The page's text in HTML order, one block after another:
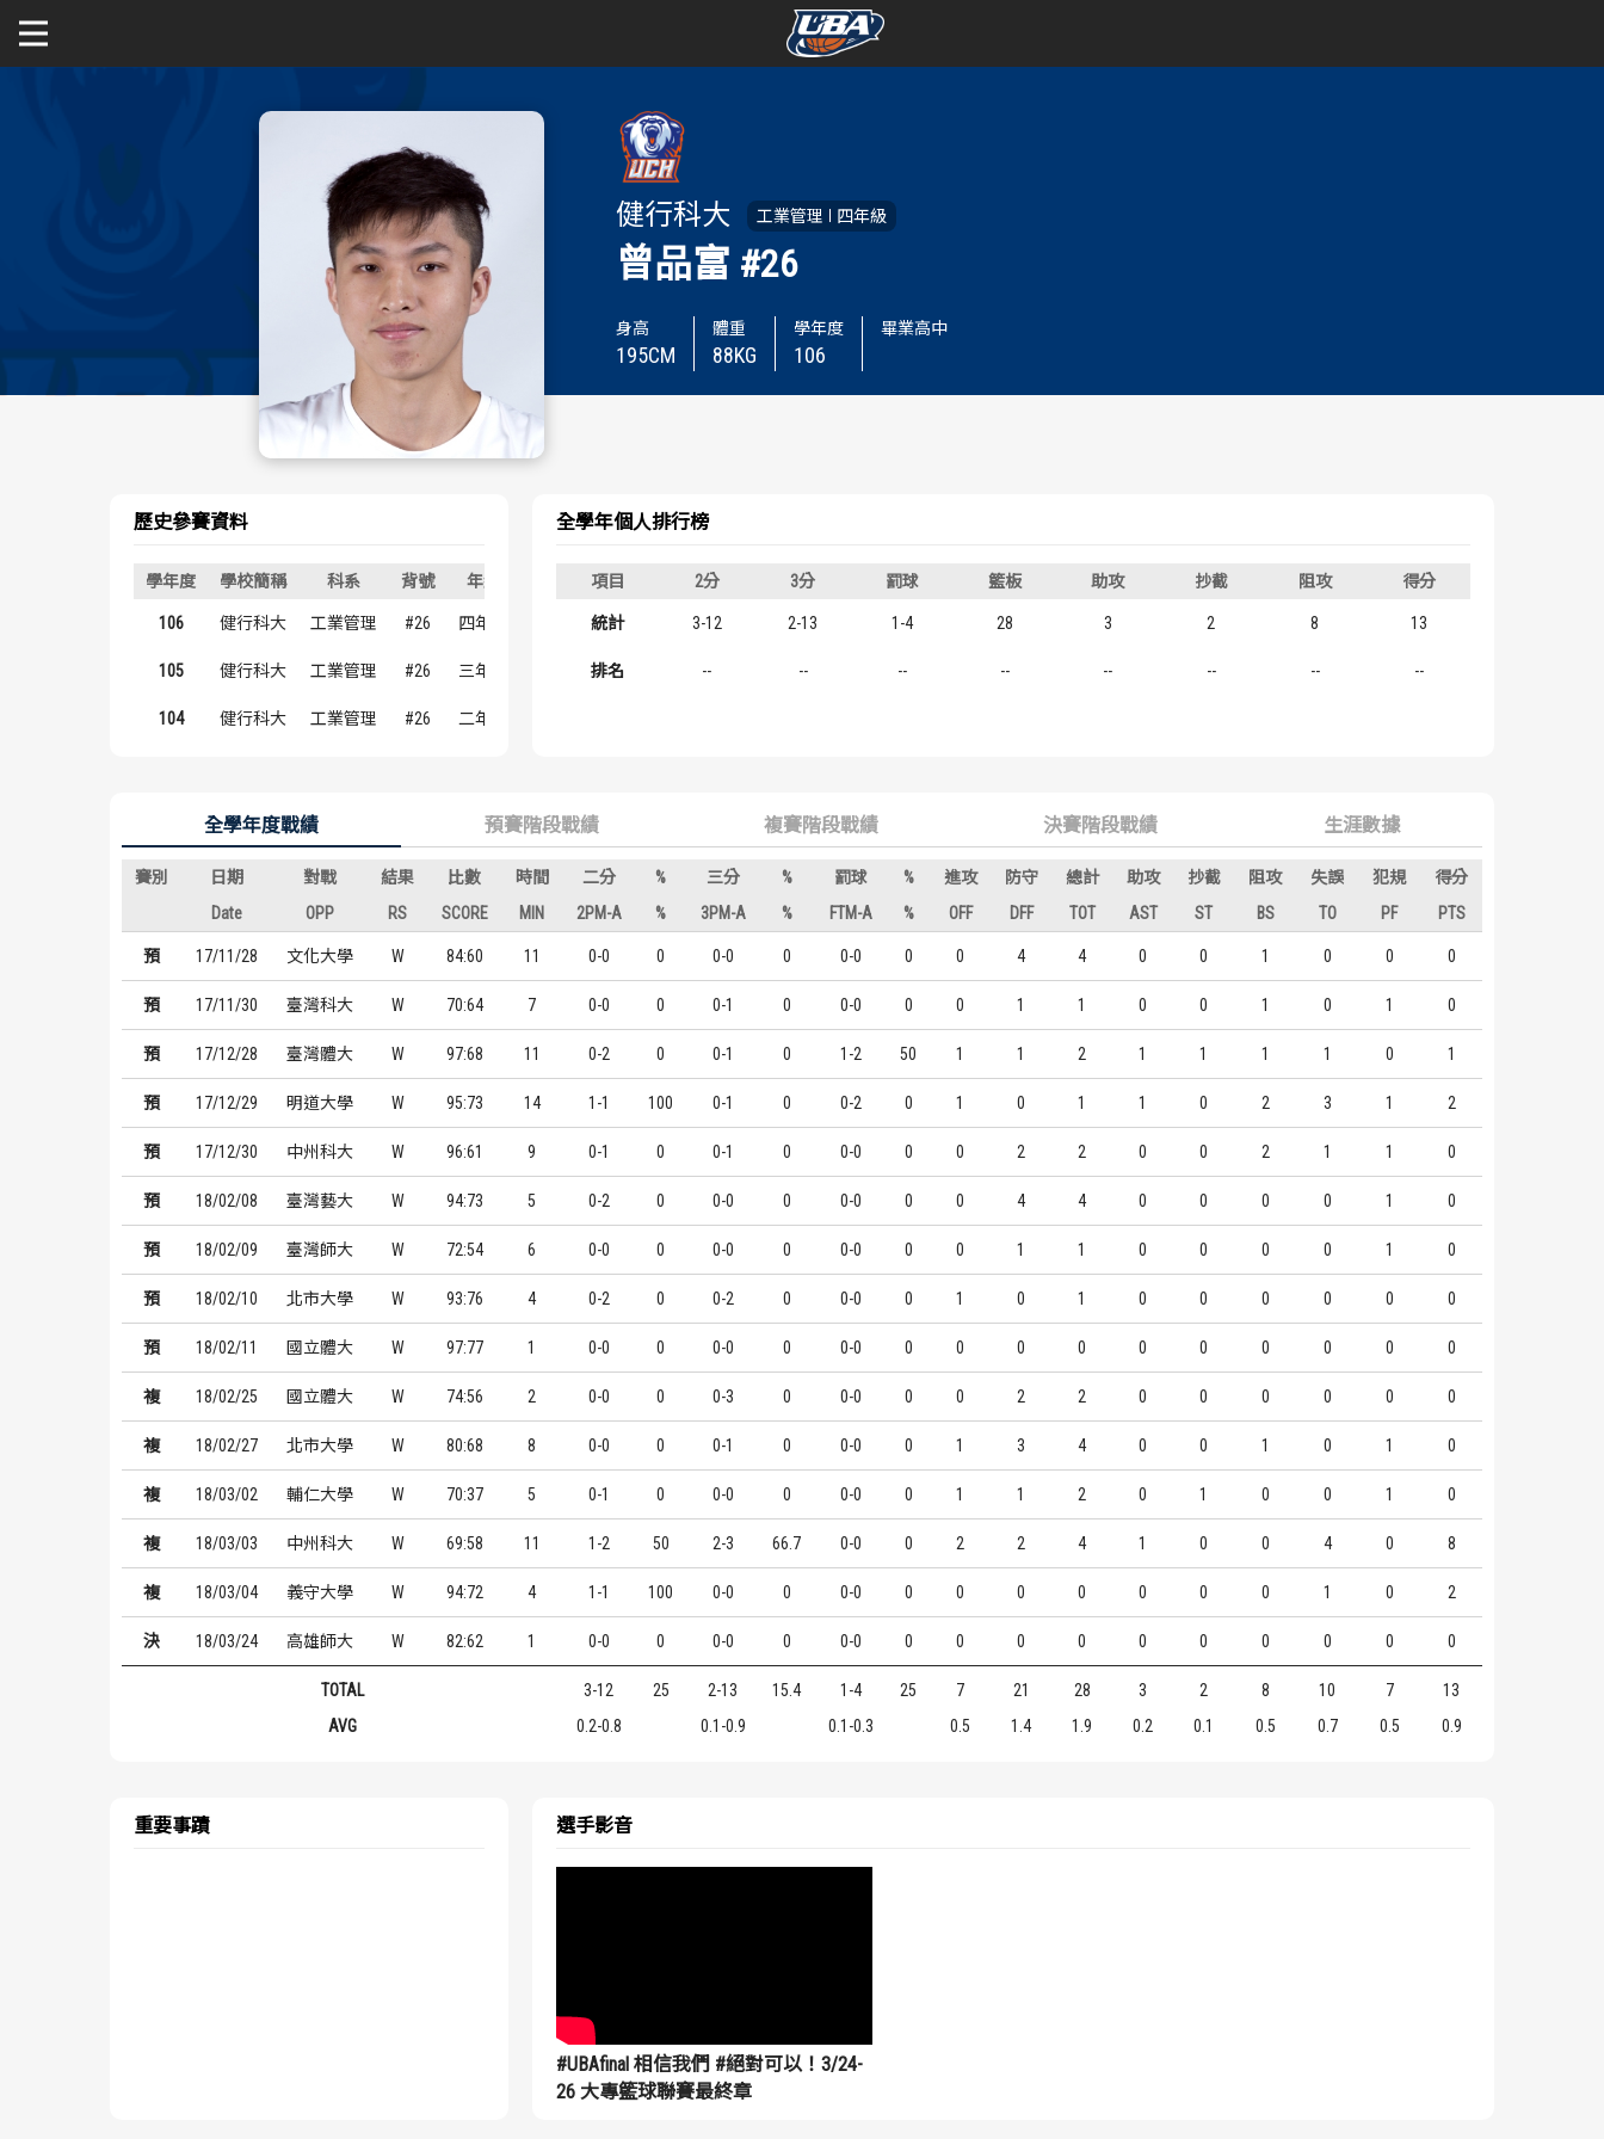
賽程表
球隊資訊
歷屆個人獎得主
賽程表
球隊資訊
歷屆個人獎得主
新聞
健行科大 工業管理 四年級
曾品富 #26
身高
195CM
體重
88KG
學年度
106
畢業高中
歷史參賽資料
學年度 學校簡稱 科系 背號 年級
106 健行科大 工業管理 #26 四年級
105 健行科大 工業管理 #26 三年級
104 健行科大 工業管理 #26 二年級
全學年個人排行榜
項目 2分 3分 罰球 籃板 助攻 抄截 阻攻 得分
統計 3-12 2-13 1-4 28 3 2 8 13
排名 -- -- -- -- -- -- -- --
全學年度戰績 預賽階段戰績 複賽階段戰績 決賽階段戰績 生涯數據
賽別 日期 對戰 結果 比數 時間 二分 % 三分 % 罰球 % 進攻 防守 總計 助攻 抄截 阻攻 失誤 犯規
得分
Date
OPP RS SCORE MIN 2PM-A % 3PM-A % FTM-A % OFF DFF TOT AST ST BS TO PF PTS
預 17/11/28 文化大學 W 84:60 11 0-0 0 0-0 0 0-0 0 0 4 4 0 0 1 0 0 0
預 17/11/30 臺灣科大 W 70:64 7 0-0 0 0-1 0 0-0 0 0 1 1 0 0 1 0 1 0
預 17/12/28 臺灣體大 W 97:68 11 0-2 0 0-1 0 1-2 50 1 1 2 1 1 1 1 0 1
預 17/12/29 明道大學 W 95:73 14 1-1 100 0-1 0 0-2 0 1 0 1 1 0 2 3 1 2
預 17/12/30 中州科大 W 96:61 9 0-1 0 0-1 0 0-0 0 0 2 2 0 0 2 1 1 0
預 18/02/08 臺灣藝大 W 94:73 5 0-2 0 0-0 0 0-0 0 0 4 4 0 0 0 0 1 0
預 18/02/09 臺灣師大 W 72:54 6 0-0 0 0-0 0 0-0 0 0 1 1 0 0 0 0 1 0
預 18/02/10 北市大學 W 93:76 4 0-2 0 0-2 0 0-0 0 1 0 1 0 0 0 0 0 0
預 18/02/11 國立體大 W 97:77 1 0-0 0 0-0 0 0-0 0 0 0 0 0 0 0 0 0 0
複 18/02/25 國立體大 W 74:56 2 0-0 0 0-3 0 0-0 0 0 2 2 0 0 0 0 0 0
複 18/02/27 北市大學 W 80:68 8 0-0 0 0-1 0 0-0 0 1 3 4 0 0 1 0 1 0
複 18/03/02 輔仁大學 W 70:37 5 0-1 0 0-0 0 0-0 0 1 1 2 0 1 0 0 1 0
複 18/03/03 中州科大 W 69:58 11 1-2 50 2-3 66.7 0-0 0 2 2 4 1 0 0 4 0 8
複 18/03/04 義守大學 W 94:72 4 1-1 100 0-0 0 0-0 0 0 0 0 0 0 0 1 0 2
決 18/03/24 高雄師大 W 82:62 1 0-0 0 0-0 0 0-0 0 0 0 0 0 0 0 0 0 0
TOTAL 3-12 25 2-13 15.4 1-4 25 7 21 28 3 2 8 10 7
13
AVG
0.2-0.8 0.1-0.9 0.1-0.3 0.5 1.4 1.9 0.2 0.1 0.5 0.7 0.5 0.9
重要事蹟 選手影音
#UBAfinal 相信我們 #絕對可以！3/24-
26 大專籃球聯賽最終章